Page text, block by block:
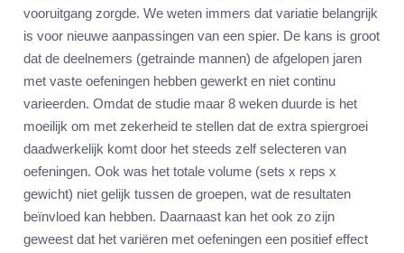
vooruitgang zorgde. We weten immers dat variatie belangrijk
is voor nieuwe aanpassingen van een spier. De kans is groot
dat de deelnemers (getrainde mannen) de afgelopen jaren
met vaste oefeningen hebben gewerkt en niet continu
varieerden. Omdat de studie maar 8 weken duurde is het
moeilijk om met zekerheid te stellen dat de extra spiergroei
daadwerkelijk komt door het steeds zelf selecteren van
oefeningen. Ook was het totale volume (sets x reps x
gewicht) niet gelijk tussen de groepen, wat de resultaten
beïnvloed kan hebben. Daarnaast kan het ook zo zijn
geweest dat het variëren met oefeningen een positief effect